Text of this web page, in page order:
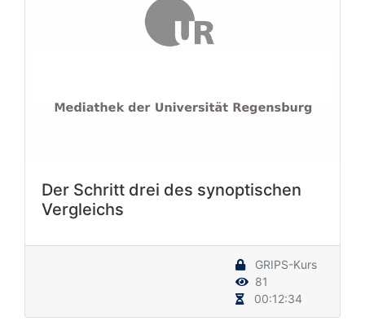
Der Schritt drei des synoptischen
Vergleichs
GRIPS-Kurs
81
00:12:34